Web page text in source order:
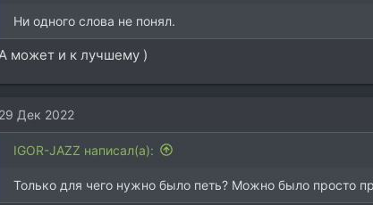
Ни одного слова не понял.
может и к лучшему )
29 Дек 2022
IGOR-JAZZ написал(а):
Только для чего нужно было петь? Можно было просто